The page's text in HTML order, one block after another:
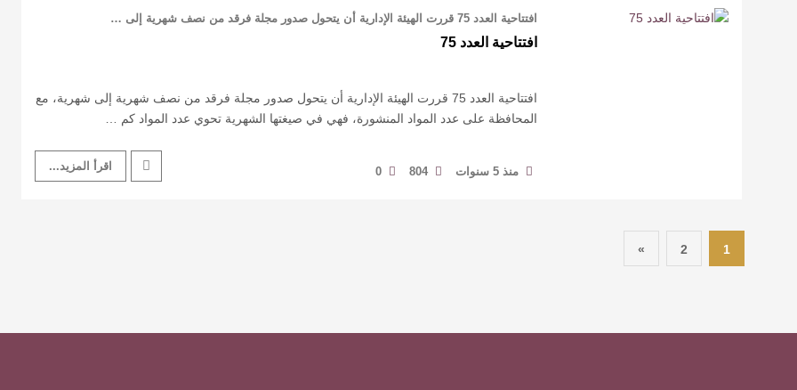
افتتاحية العدد 75 قررت الهيئة الإدارية أن يتحول صدور مجلة فرقد من نصف شهرية إلى …
افتتاحية العدد 75
افتتاحية العدد 75 قررت الهيئة الإدارية أن يتحول صدور مجلة فرقد من نصف شهرية إلى شهرية، مع
المحافظة على عدد المواد المنشورة، فهي في صيغتها الشهرية تحوي عدد المواد كم …
منذ 5 سنوات 804
0 اقرأ المزيد...
1
2
»